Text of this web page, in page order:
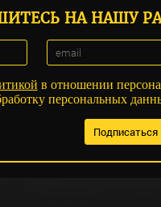
НА НАШУ
в отношении
персональных